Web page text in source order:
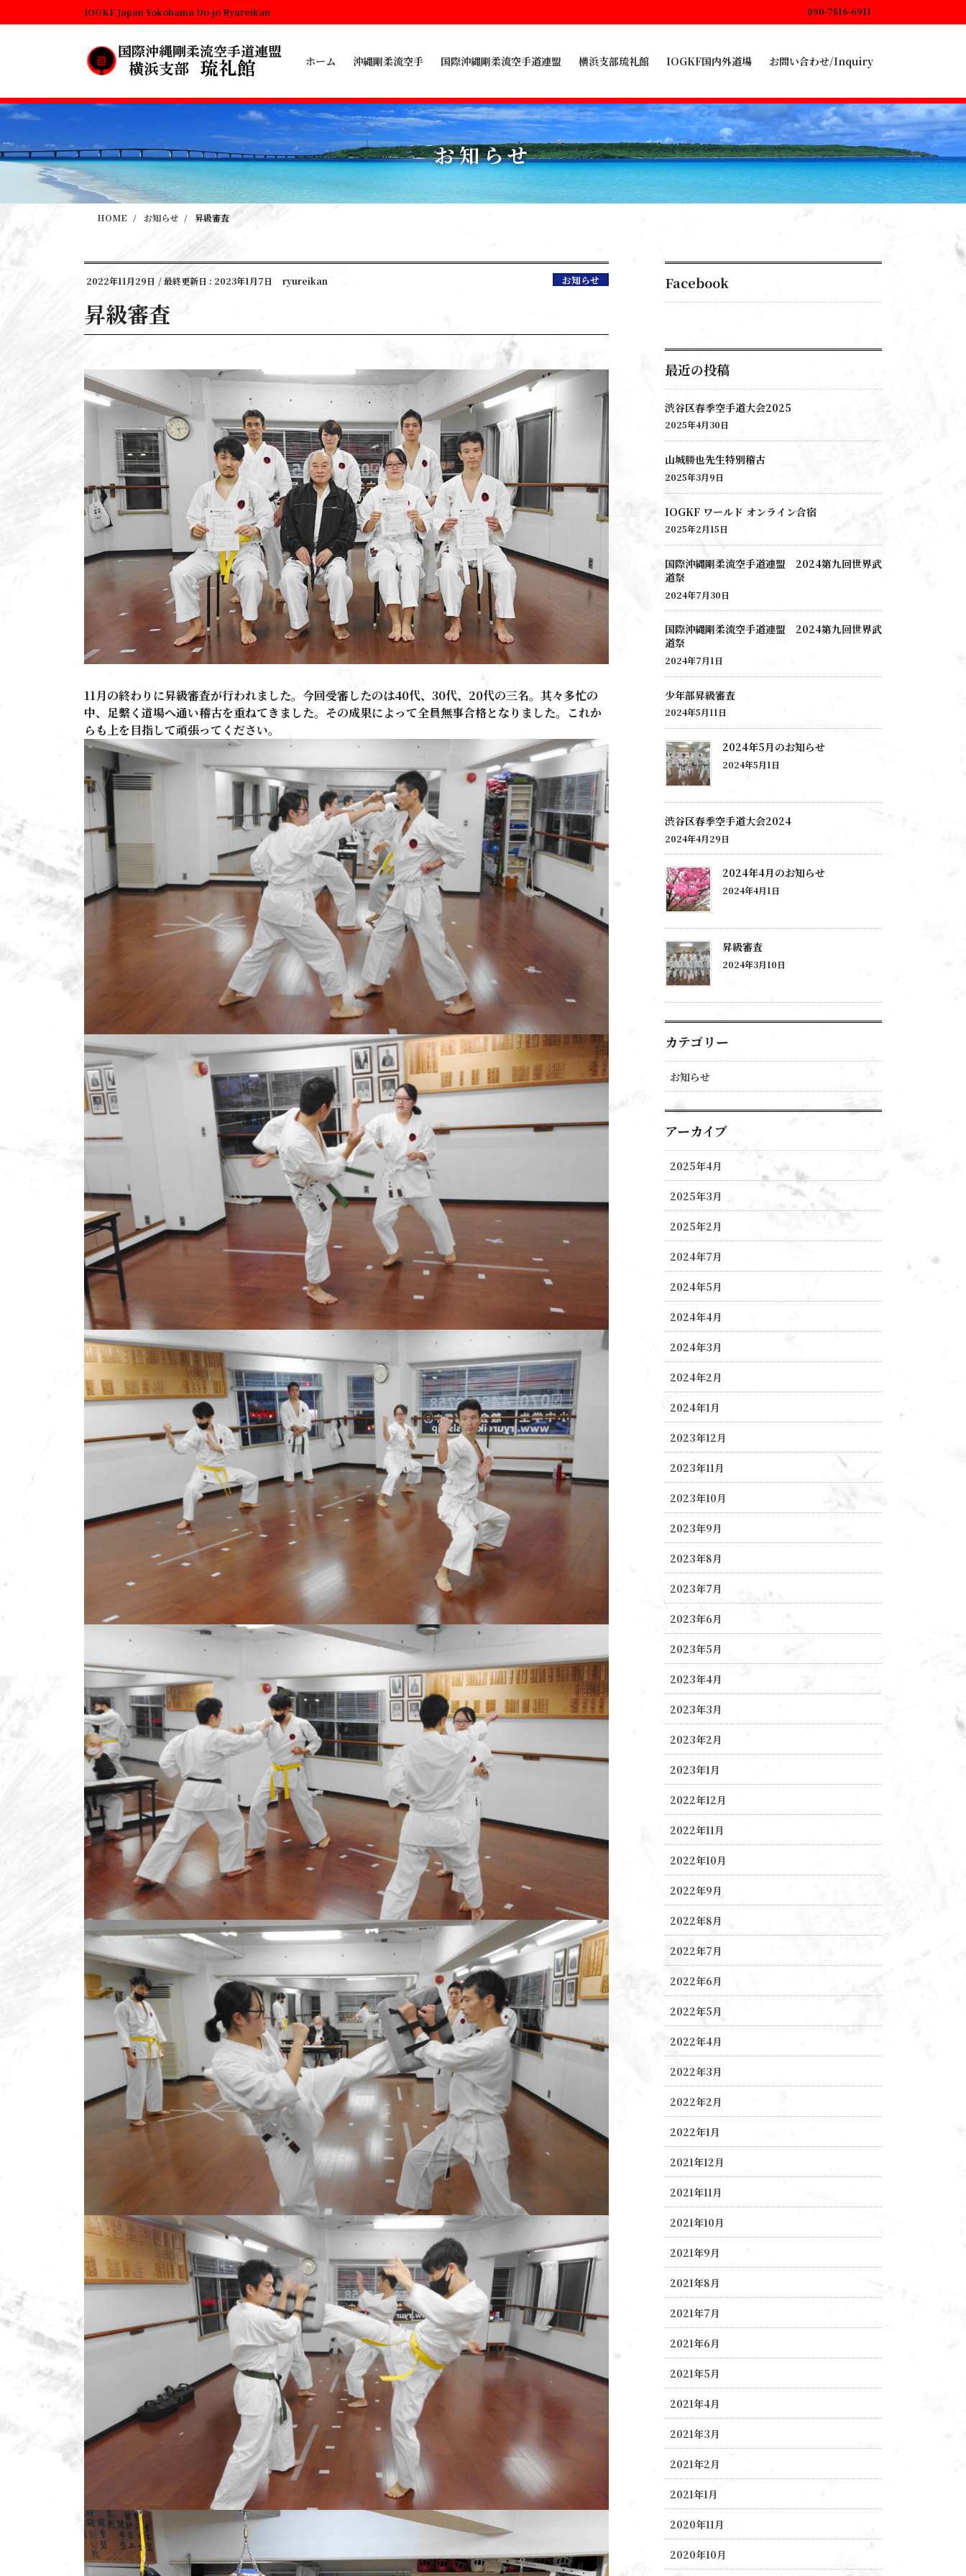
ン
に
移
ビ
ョ
ン
移
動
IOGKF Japan Yokohama Do-jo Ryureikan 090-7816-6911
ホーム 沖縄剛柔流空手 国際沖縄剛柔流空手道連盟 横浜支部琉礼館 IOGKF国内外道場 お問い合わせ/Inquiry
お知らせ
HOME お知らせ 昇級審査
2022年11月29日 / 最終更新日 : 2023年1月7日 ryureikan お知らせ
昇級審査
11月の終わりに昇級審査が行われました。今回受審したのは40代、30代、20代の三名。其々多忙の
中、足繫く道場へ通い稽古を重ねてきました。その成果によって全員無事合格となりました。これか
らも上を目指して頑張ってください。
Facebook
最近の投稿
渋谷区春季空手道大会2025
2025年4月30日
山城勝也先生特別稽古
2025年3月9日
IOGKF ワールド オンライン合宿
2025年2月15日
国際沖縄剛柔流空手道連盟 2024第九回世界武
道祭
2024年7月30日
国際沖縄剛柔流空手道連盟 2024第九回世界武
道祭
2024年7月1日
少年部昇級審査
2024年5月11日
2024年5月のお知らせ
2024年5月1日
渋谷区春季空手道大会2024
2024年4月29日
2024年4月のお知らせ
2024年4月1日
昇級審査
2024年3月10日
カテゴリー
お知らせ
アーカイブ
2025年4月
2025年3月
2025年2月
2024年7月
2024年5月
2024年4月
2024年3月
2024年2月
2024年1月
2023年12月
2023年11月
2023年10月
2023年9月
2023年8月
2023年7月
2023年6月
2023年5月
2023年4月
2023年3月
2023年2月
2023年1月
2022年12月
2022年11月
2022年10月
2022年9月
2022年8月
2022年7月
2022年6月
2022年5月
2022年4月
2022年3月
2022年2月
2022年1月
2021年12月
2021年11月
2021年10月
2021年9月
2021年8月
2021年7月
2021年6月
2021年5月
2021年4月
2021年3月
2021年2月
2021年1月
2020年11月
2020年10月